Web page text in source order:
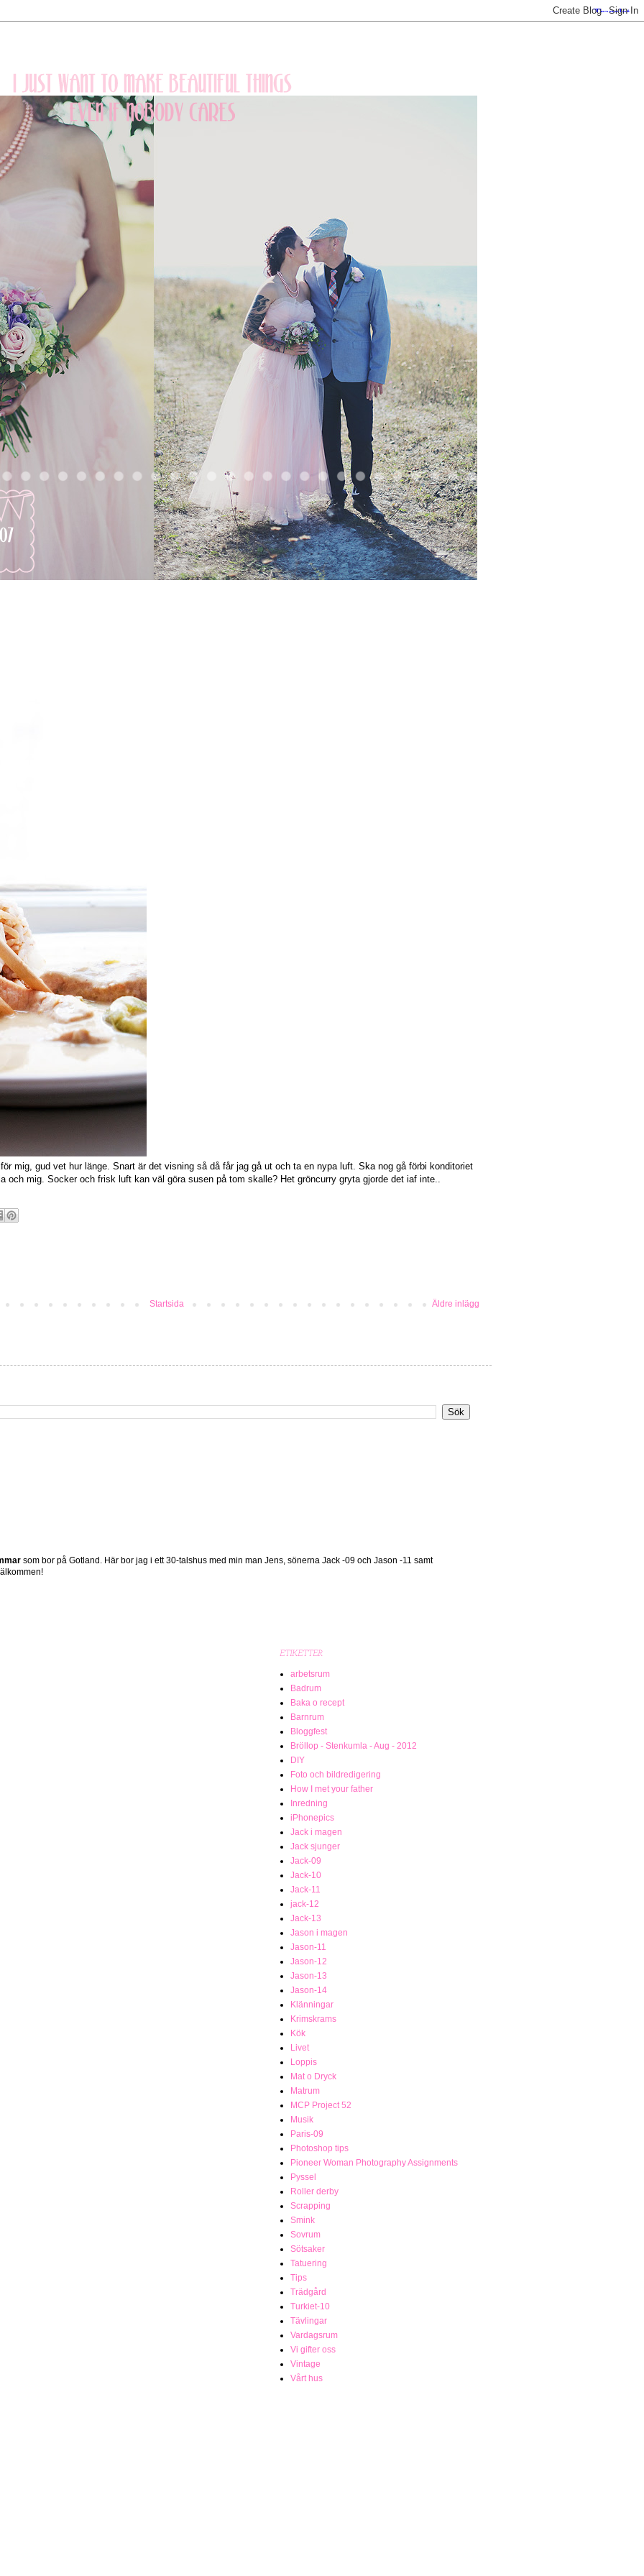
mig, gud vet hur länge. Snart är det visning så då får jag gå ut och ta en nypa luft. Ska nog gå förbi konditoriet
och mig. Socker och frisk luft kan väl göra susen på tom skalle? Het gröncurry gryta gjorde det iaf inte..
Äldre inlägg
Startsida
som bor på Gotland. Här bor jag i ett 30-talshus med min man Jens, sönerna Jack -09 och Jason -11 samt
ETIKETTER
arbetsrum
Badrum
Baka o recept
Barnrum
Bloggfest
Bröllop - Stenkumla - Aug - 2012
DIY
Foto och bildredigering
How I met your father
Inredning
iPhonepics
Jack i magen
Jack sjunger
Jack-09
Jack-10
Jack-11
jack-12
Jack-13
Jason i magen
Jason-11
Jason-12
Jason-13
Jason-14
Klänningar
Krimskrams
Kök
Livet
Loppis
Mat o Dryck
Matrum
MCP Project 52
Musik
Paris-09
Photoshop tips
Pioneer Woman Photography Assignments
Pyssel
Roller derby
Scrapping
Smink
Sovrum
Sötsaker
Tatuering
Tips
Trädgård
Turkiet-10
Tävlingar
Vardagsrum
Vi gifter oss
Vintage
Vårt hus